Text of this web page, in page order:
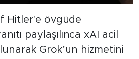
Hitler'e övgüde
paylaşılınca xAI acil
Grok’un hizmetini